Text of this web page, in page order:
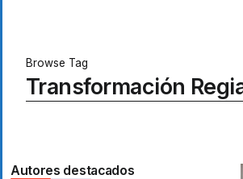
Browse Tag
Transformación
Autores destacados